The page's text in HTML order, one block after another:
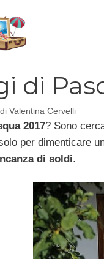
di
di Valentina Cervelli
2017? Sono
per dimenticare
di soldi.